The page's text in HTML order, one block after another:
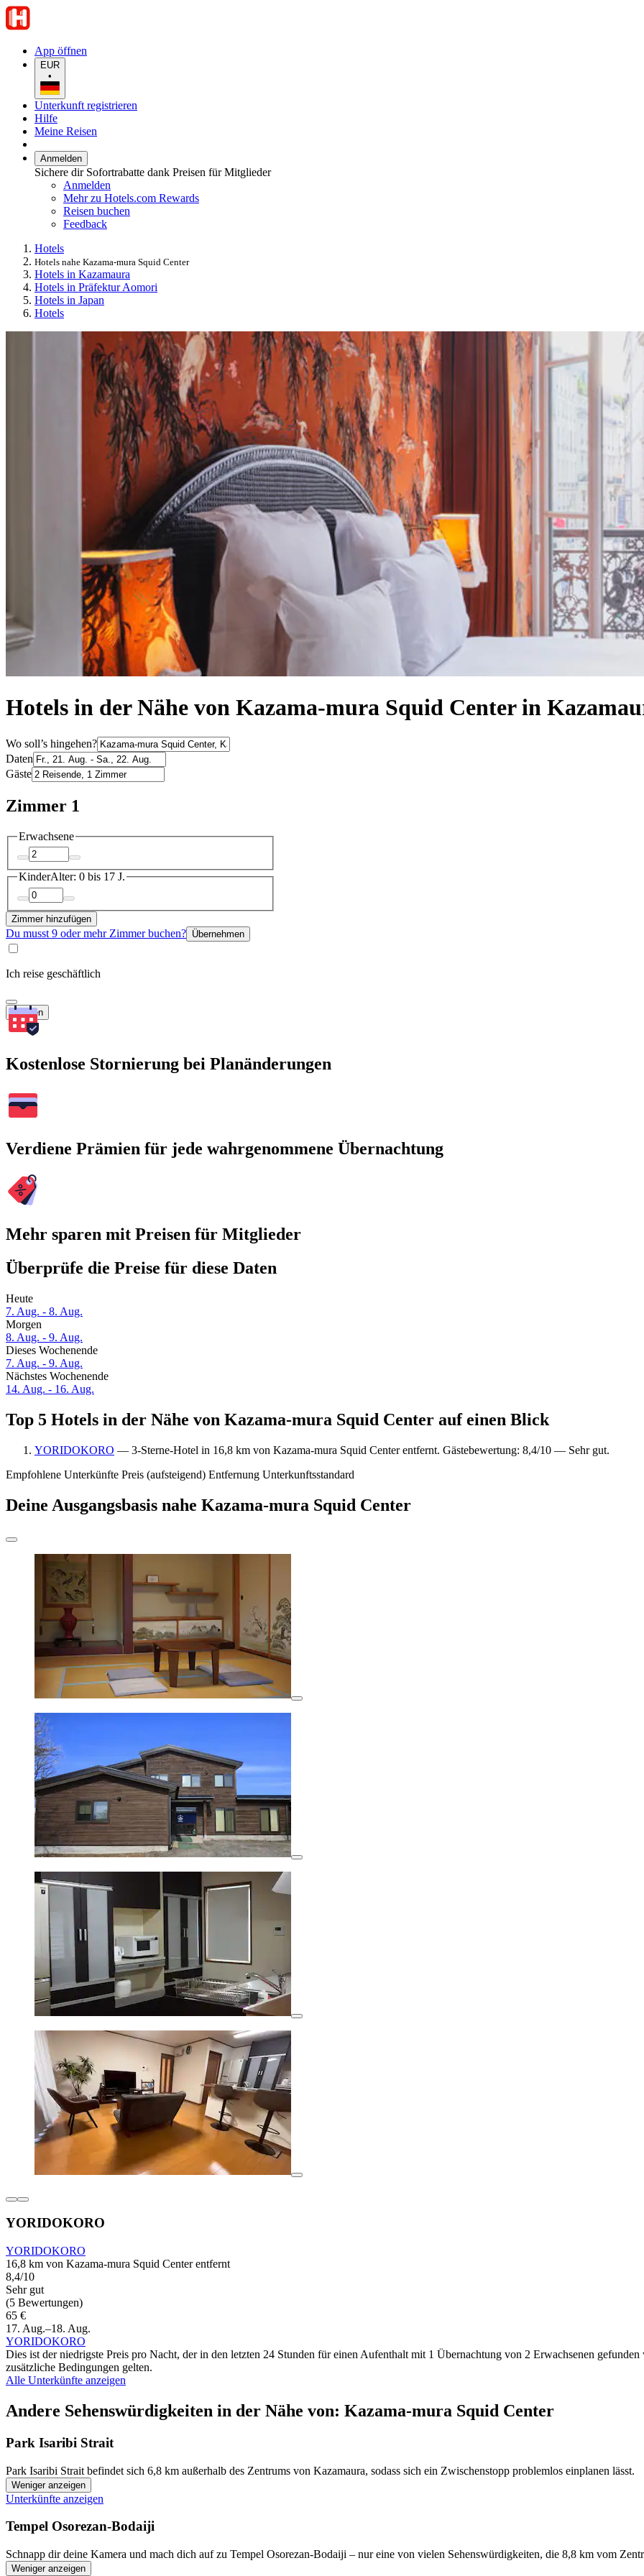
App öffnen
EUR
•
Unterkunft registrieren
Hilfe
Meine Reisen
Anmelden
Sichere dir Sofortrabatte dank Preisen für Mitglieder
Anmelden
Mehr zu Hotels.com Rewards
Reisen buchen
Feedback
Hotels
Hotels nahe Kazama-mura Squid Center
Hotels in Kazamaura
Hotels in Präfektur Aomori
Hotels in Japan
Hotels
Hotels in der Nähe von Kazama-mura Squid Center in
Wo soll’s hingehen?
Daten
Gäste
Zimmer 1
Erwachsene
KinderAlter: 0 bis 17 J.
Zimmer hinzufügen
Du musst 9 oder mehr Zimmer buchen? Übernehmen
Ich reise geschäftlich
Suchen
Kostenlose Stornierung bei Planänderungen
Verdiene Prämien für jede wahrgenommene Übernachtung
Mehr sparen mit Preisen für Mitglieder
Überprüfe die Preise für diese Daten
Heute
7. Aug. - 8. Aug.
Morgen
8. Aug. - 9. Aug.
Dieses Wochenende
7. Aug. - 9. Aug.
Nächstes Wochenende
14. Aug. - 16. Aug.
Top 5 Hotels in der Nähe von Kazama-mura Squid Center auf einen Blick
YORIDOKORO — 3-Sterne-Hotel in 16,8 km von Kazama-mura Squid Center entfernt. Gästebewertung: 8,4/10 — Sehr gut.
Empfohlene Unterkünfte Preis (aufsteigend) Entfernung Unterkunftsstandard
Deine Ausgangsbasis nahe Kazama-mura Squid Center
YORIDOKORO
YORIDOKORO
16,8 km von Kazama-mura Squid Center entfernt
8,4/10
Sehr gut
(5 Bewertungen)
65 €
17. Aug.–18. Aug.
YORIDOKORO
Dies ist der niedrigste Preis pro Nacht, der in den letzten 24 Stunden für einen Aufenthalt mit 1 Übernachtung von 2 Erwachsenen
zusätzliche Bedingungen gelten.
Alle Unterkünfte anzeigen
Andere Sehenswürdigkeiten in der Nähe von: Kazama-mura Squid Center
Park Isaribi Strait
Park Isaribi Strait befindet sich 6,8 km außerhalb des Zentrums von Kazamaura, sodass sich ein Zwischenstopp problemlos einplanen lässt.
Weniger anzeigen
Unterkünfte anzeigen
Tempel Osorezan-Bodaiji
Schnapp dir deine Kamera und mach dich auf zu Tempel Osorezan-Bodaiji – nur eine von vielen Sehenswürdigkeiten, die 8,8 km vom
Weniger anzeigen